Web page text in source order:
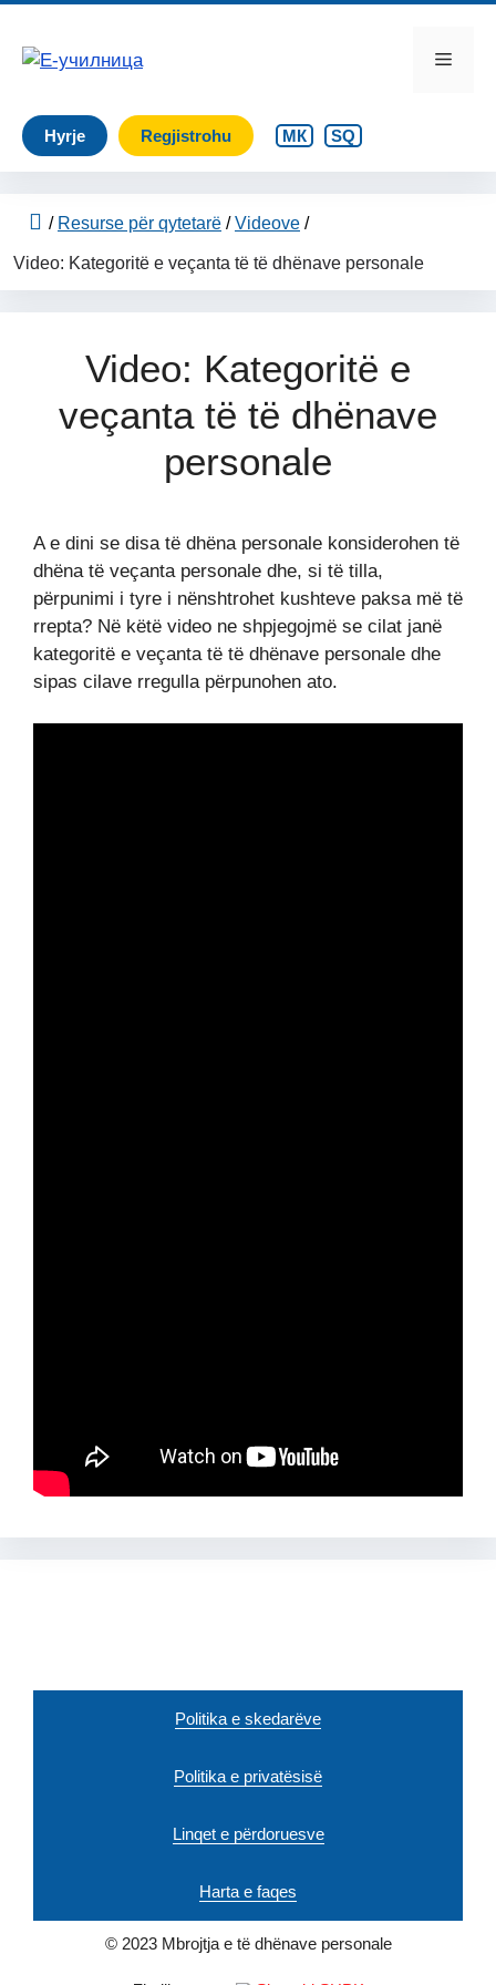
content
Menu
Hyrje Regjistrohu МК SQ
/ Resurse për qytetarë / Videove /
Video: Kategoritë e veçanta të të dhënave personale
Video: Kategoritë e
veçanta të të dhënave
personale
A e dini se disa të dhëna personale konsiderohen të
dhëna të veçanta personale dhe, si të tilla,
përpunimi i tyre i nënshtrohet kushteve paksa më të
rrepta? Në këtë video ne shpjegojmë se cilat janë
kategoritë e veçanta të të dhënave personale dhe
sipas cilave rregulla përpunohen ato.
Politika e skedarëve
Politika e privatësisë
Linqet e përdoruesve
Harta e faqes
© 2023 Mbrojtja e të dhënave personale